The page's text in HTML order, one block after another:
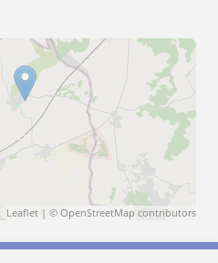
Leaflet | © OpenStreetMap contributors